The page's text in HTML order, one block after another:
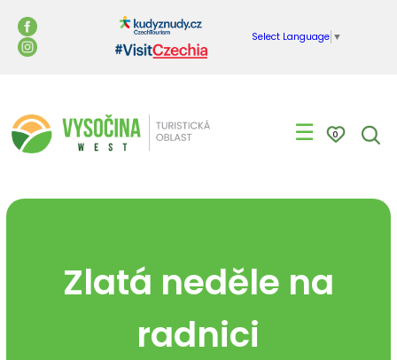
Select Language ▼
☰ 0
Zlatá neděle na
radnici